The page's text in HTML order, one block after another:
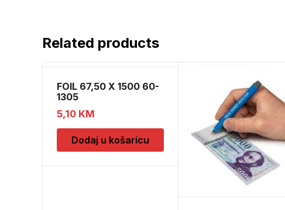
Related products
FOIL 67,50 X 1500 60-
1305
5,10 KM
Dodaj u košaricu